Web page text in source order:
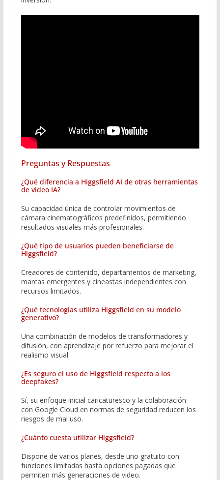
Preguntas y Respuestas
¿Qué diferencia a Higgsfield AI de otras herramientas
de video IA?
Su capacidad única de controlar movimientos de
cámara cinematográficos predefinidos, permitiendo
resultados visuales más profesionales.
¿Qué tipo de usuarios pueden beneficiarse de
Higgsfield?
Creadores de contenido, departamentos de marketing,
marcas emergentes y cineastas independientes con
recursos limitados.
¿Qué tecnologías utiliza Higgsfield en su modelo
generativo?
Una combinación de modelos de transformadores y
difusión, con aprendizaje por refuerzo para mejorar el
realismo visual.
¿Es seguro el uso de Higgsfield respecto a los
deepfakes?
Sí, su enfoque inicial caricaturesco y la colaboración
con Google Cloud en normas de seguridad reducen los
riesgos de mal uso.
¿Cuánto cuesta utilizar Higgsfield?
Dispone de varios planes, desde uno gratuito con
funciones limitadas hasta opciones pagadas que
permiten más generaciones de video.